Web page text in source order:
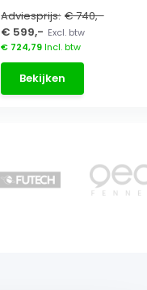
Adviesprijs: € 740,-
€ 599,- Excl. btw
€ 724,79Incl. btw
Bekijken